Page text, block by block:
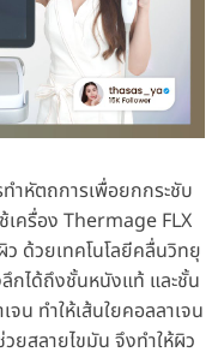
ำหัตถการเพื่อยกกระชับ
เครื่อง Thermage FLX
ด้วยเทคโนโลยีคลื่นวิทยุ
กได้ถึงชั้นหนังแท้ และชั้น
น ทำให้เส้นใยคอลลาเจน
ยสลายไขมัน จึงทำให้ผิว